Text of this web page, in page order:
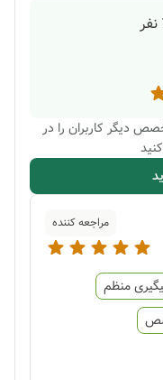
نفر
دیگر کاربران را در
مراجعه کننده
منظم